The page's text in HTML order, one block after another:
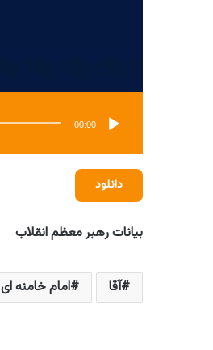
00:00
دانلود
بیانات رهبر معظم انقلاب
آقا امام خامنه ای